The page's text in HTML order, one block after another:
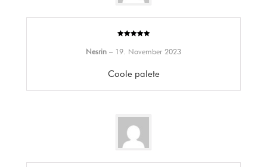
von 5
Nesrin – 19. November 2023
Coole palete